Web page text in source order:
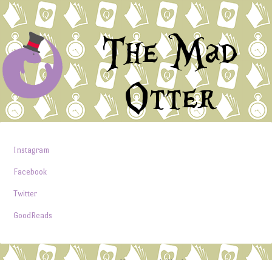
The Mad
Otter
Instagram
Facebook
Twitter
GoodReads